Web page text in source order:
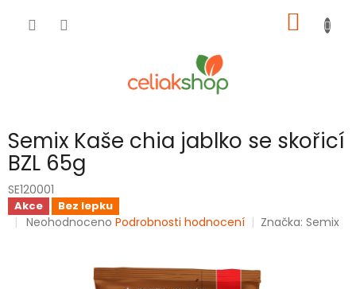
KOŠÍK
Semix Kaše chia jablko se skořicí
BZL 65g
SE120001
Akce Bez lepku
Průměrné
Neohodnoceno Podrobnosti hodnocení Značka: Semix